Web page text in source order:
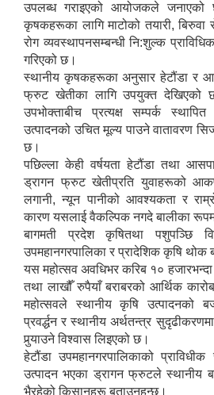
उपलब्ध गराइएको आयोजकले जनाएको
कृषकहरूका लागि माटोको तयारी, बिरुवा
रोग व्यवस्थापनसम्बन्धी नि:शुल्क
गरिएको छ।
स्थानीय कृषकहरूका अनुसार हेटौंडा र
फ्रुट खेतीका लागि उपयुक्त देखिएको
उपभोक्ताबीच प्रत्यक्ष सम्पर्क
उत्पादनको उचित मूल्य पाउने वातावरण
छ।
पछिल्ला केही वर्षयता हेटौंडा तथा
ड्रागन फ्रुट खेतीप्रति युवाहरूको
लगानी, न्यून पानीको आवश्यकता र
कारण यसलाई वैकल्पिक नगदे बालीका
बागमती प्रदेश कृषितथा पशुपञ्छि
उपमहानगरपालिका र प्रादेशिक कृषि थोक
यस महोत्सव अवधिभर करिब १०
तथा लाखौँ रुपैयाँ बराबरको आर्थिक
महोत्सवले स्थानीय कृषि उत्पादनको
प्रवर्द्धन र स्थानीय अर्थतन्त्र
पुर्‍याउने विश्वास लिइएको छ।
हेटौंडा उपमहानगरपालिकाको
उत्पादन भएका ड्रागन फ्रुटले स्थानीय
भैरहेको किसानहरू बताउनुहुन्छ।